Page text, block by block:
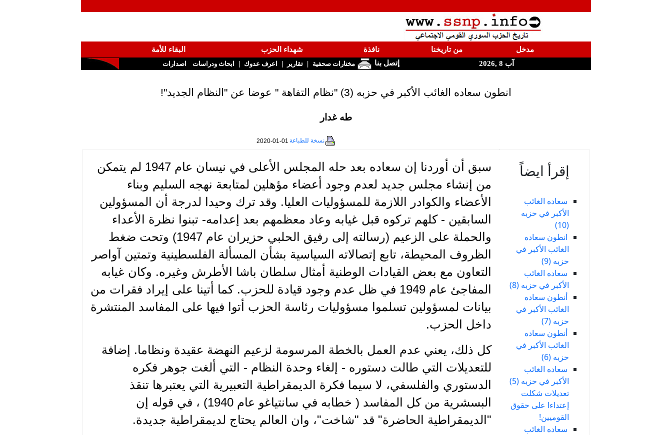
مدخل من تاريخنا نافذة شهداء الحزب
البقاء للأمة
آب 8 ,2026
إتصل بنا مختارات صحفية | تقارير | اعرف عدوك | ابحاث ودراسات اصدارات
انطون سعاده الغائب الأكبر في حزبه (3) "نظام التفاهة " عوضا عن "النظام الجديد"!
طه غدار
نسخة للطباعة 2020-01-01
إقرأ ايضاً
سعاده الغائب
الأكبر في حزبه
(10)
انطون سعاده
الغائب الأكبر في
حزبه (9)
سعاده الغائب
الأكبر في حزبه (8)
أنطون سعاده
الغائب الأكبر في
حزبه (7)
أنطون سعاده
الغائب الأكبر في
حزبه (6)
سعاده الغائب
الأكبر في حزبه (5)
تعديلات شكلت
إعتداءا على حقوق
القوميين!
سعاده الغائب
سبق أن أوردنا إن سعاده بعد حله المجلس الأعلى في نيسان عام 1947 لم يتمكن
من إنشاء مجلس جديد لعدم وجود أعضاء مؤهلين لمتابعة نهجه السليم وبناء
الأعضاء والكوادر اللازمة للمسؤوليات العليا. وقد ترك وحيدا لدرجة أن المسؤولين
السابقين - كلهم تركوه قبل غيابه وعاد معظمهم بعد إعدامه- تبنوا نظرة الأعداء
والحملة على الزعيم (رسالته إلى رفيق الحلبي حزيران عام 1947) وتحت ضغط
الظروف المحيطة، تابع إتصالاته السياسية بشأن المسألة الفلسطينية وتمتين آواصر
التعاون مع بعض القيادات الوطنية أمثال سلطان باشا الأطرش وغيره. وكان غيابه
المفاجئ عام 1949 في ظل عدم وجود قيادة للحزب. كما أتينا على إيراد فقرات من
بيانات لمسؤولين تسلموا مسؤوليات رئاسة الحزب أتوا فيها على المفاسد المنتشرة
داخل الحزب.
كل ذلك، يعني عدم العمل بالخطة المرسومة لزعيم النهضة عقيدة ونظاما. إضافة
للتعديلات التي طالت دستوره - إلغاء وحدة النظام - التي ألغت جوهر فكره
الدستوري والفلسفي، لا سيما فكرة الديمقراطية التعبيرية التي يعتبرها تنقذ
البسشرية من كل المفاسد ( خطابه في سانتياغو عام 1940) ، في قوله إن
"الديمقراطية الحاضرة" قد "شاخت"، وان العالم يحتاج لديمقراطية جديدة.